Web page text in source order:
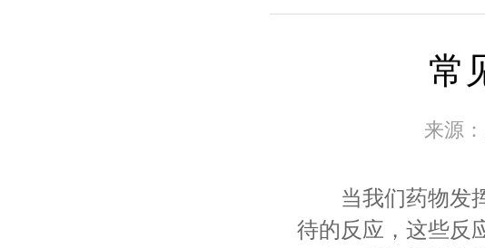
常
来源
当我们药物发挥
待的反应，这些反